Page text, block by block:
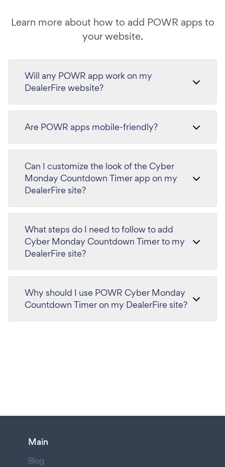
Learn more about how to add POWR apps to
your website.
Will any POWR app work on my
DealerFire website?
Are POWR apps mobile-friendly?
Can I customize the look of the Cyber
Monday Countdown Timer app on my
DealerFire site?
What steps do I need to follow to add
Cyber Monday Countdown Timer to my
DealerFire site?
Why should I use POWR Cyber Monday
Countdown Timer on my DealerFire site?
Main
Blog